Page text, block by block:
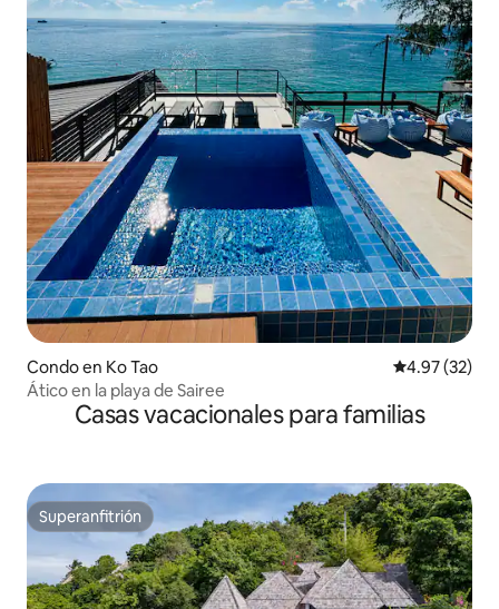
Condo en Ko Tao Calificación
4.97 (32)
Ático en la playa de Sairee
Casas vacacionales para familias
Superanfitrión
Superanfitrión